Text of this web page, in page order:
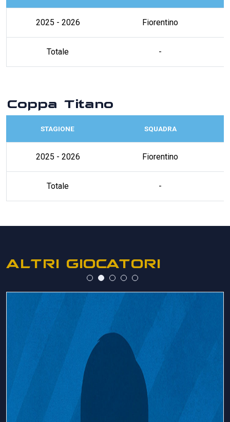
2025 - 2026 Fiorentino
Totale -
Coppa Titano
STAGIONE SQUADRA
2025 - 2026 Fiorentino
Totale -
ALTRI GIOCATORI